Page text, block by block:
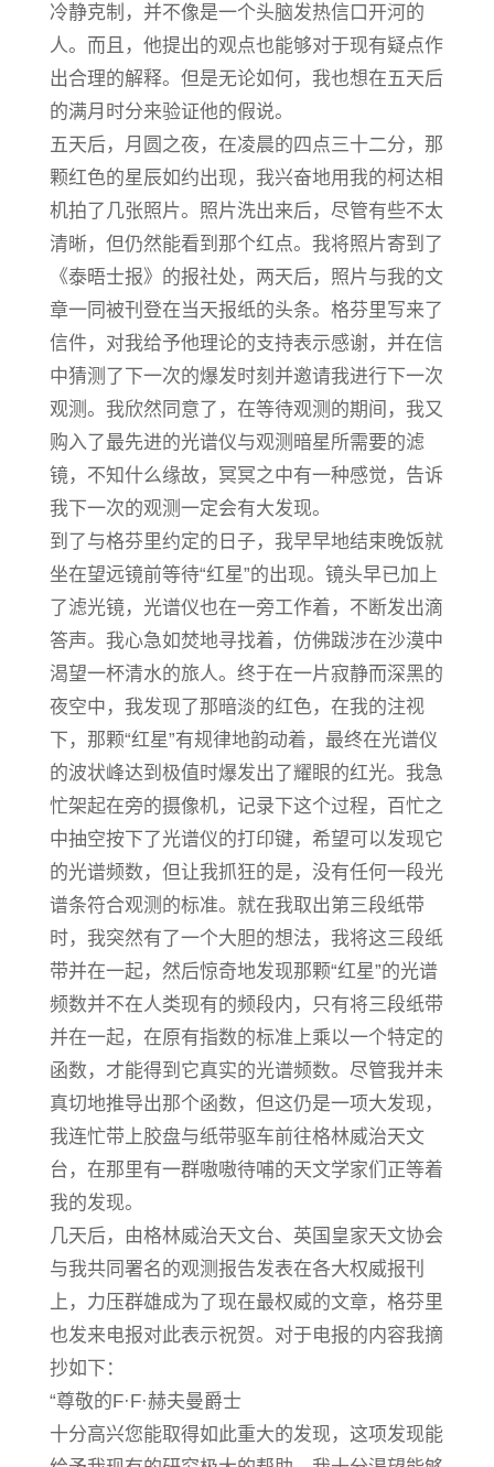
冷静克制，并不像是一个头脑发热信口开河的
人。而且，他提出的观点也能够对于现有疑点作
出合理的解释。但是无论如何，我也想在五天后
的满月时分来验证他的假说。
五天后，月圆之夜，在凌晨的四点三十二分，那
颗红色的星辰如约出现，我兴奋地用我的柯达相
机拍了几张照片。照片洗出来后，尽管有些不太
清晰，但仍然能看到那个红点。我将照片寄到了
《泰晤士报》的报社处，两天后，照片与我的文
章一同被刊登在当天报纸的头条。格芬里写来了
信件，对我给予他理论的支持表示感谢，并在信
中猜测了下一次的爆发时刻并邀请我进行下一次
观测。我欣然同意了，在等待观测的期间，我又
购入了最先进的光谱仪与观测暗星所需要的滤
镜，不知什么缘故，冥冥之中有一种感觉，告诉
我下一次的观测一定会有大发现。
到了与格芬里约定的日子，我早早地结束晚饭就
坐在望远镜前等待“红星”的出现。镜头早已加上
了滤光镜，光谱仪也在一旁工作着，不断发出滴
答声。我心急如焚地寻找着，仿佛跋涉在沙漠中
渴望一杯清水的旅人。终于在一片寂静而深黑的
夜空中，我发现了那暗淡的红色，在我的注视
下，那颗“红星”有规律地韵动着，最终在光谱仪
的波状峰达到极值时爆发出了耀眼的红光。我急
忙架起在旁的摄像机，记录下这个过程，百忙之
中抽空按下了光谱仪的打印键，希望可以发现它
的光谱频数，但让我抓狂的是，没有任何一段光
谱条符合观测的标准。就在我取出第三段纸带
时，我突然有了一个大胆的想法，我将这三段纸
带并在一起，然后惊奇地发现那颗“红星”的光谱
频数并不在人类现有的频段内，只有将三段纸带
并在一起，在原有指数的标准上乘以一个特定的
函数，才能得到它真实的光谱频数。尽管我并未
真切地推导出那个函数，但这仍是一项大发现，
我连忙带上胶盘与纸带驱车前往格林威治天文
台，在那里有一群嗷嗷待哺的天文学家们正等着
我的发现。
几天后，由格林威治天文台、英国皇家天文协会
与我共同署名的观测报告发表在各大权威报刊
上，力压群雄成为了现在最权威的文章，格芬里
也发来电报对此表示祝贺。对于电报的内容我摘
抄如下：
“尊敬的F·F·赫夫曼爵士
十分高兴您能取得如此重大的发现，这项发现能